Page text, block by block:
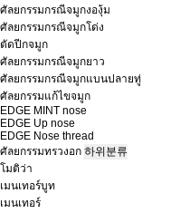
ศัลยกรรมกรณีจมูกงองุ้ม
ศัลยกรรมกรณีจมูกโด่ง
ตัดปีกจมูก
ศัลยกรรมกรณีจมูกยาว
ศัลยกรรมกรณีจมูกแบนปลายทู่
ศัลยกรรมแก้ไขจมูก
EDGE MINT nose
EDGE Up nose
EDGE Nose thread
ศัลยกรรมทรวงอก 하위분류
โมติว่า
เมนเทอร์บูท
เมนเทอร์